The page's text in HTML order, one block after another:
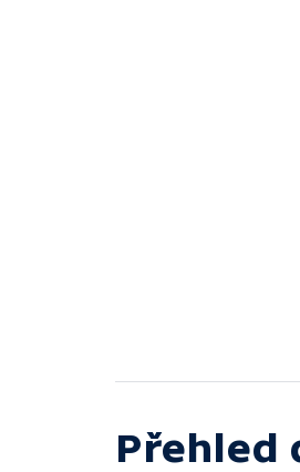
Přehled